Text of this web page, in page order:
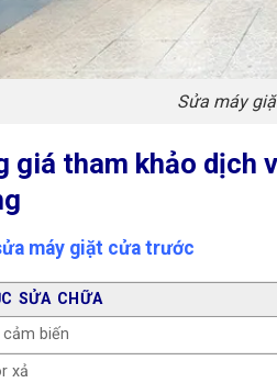
Sửa máy
giá tham khảo dịch
máy giặt cửa trước
SỬA CHỮA
biến
xả